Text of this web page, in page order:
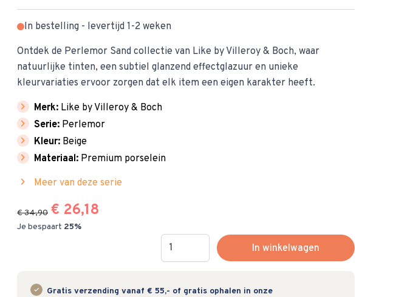
In bestelling - levertijd 1-2 weken
Ontdek de Perlemor Sand collectie van Like by Villeroy & Boch, waar
natuurlijke tinten, een subtiel glanzend effectglazuur en unieke
kleurvariaties ervoor zorgen dat elk item een eigen karakter heeft.
chevron_right Merk: Like by Villeroy & Boch
chevron_right Serie: Perlemor
chevron_right Kleur: Beige
chevron_right Materiaal: Premium porselein
chevron_right Meer van deze serie
€ 34,90 € 26,18
Je bespaart 25%
Hoeveelheid
In winkelwagen
Gratis verzending vanaf € 55,- of gratis ophalen in onze